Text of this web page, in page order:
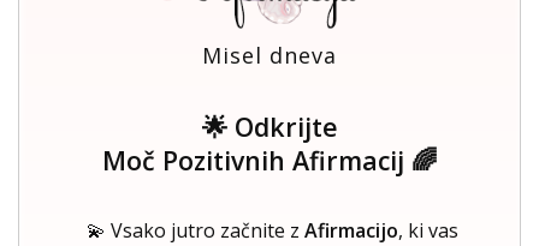
Misel dneva
🌟 Odkrijte
Moč Pozitivnih Afirmacij 🌈
💫 Vsako jutro začnite z Afirmacijo, ki vas